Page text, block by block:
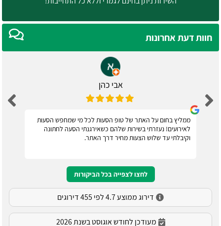
חוות דעת אחרונות
אבי כהן
ממליץ בחום על האתר של טופ הסעות לכל מי שמחפש הסעות
לאירועים! נעזרתי בשירות שלהם כשאירגנתי הסעה לחתונה
וקיבלתי עד שלוש הצעות מחיר דרך האתר.
לחצו לצפייה בכל הביקורות
דירוג ממוצע 4.7 לפי 455 דירוגים
מעודכן לחודש אוגוסט בשנת 2026